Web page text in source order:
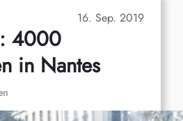
16. Sep. 2019
4000
in Nantes